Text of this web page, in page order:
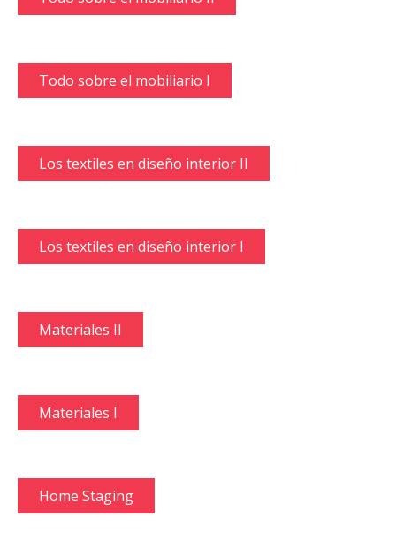
Todo sobre el mobiliario I
Los textiles en diseño interior II
Los textiles en diseño interior I
Materiales II
Materiales I
Home Staging